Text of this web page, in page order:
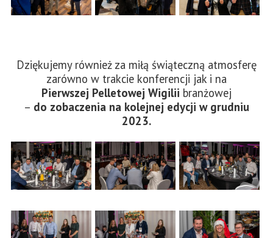
Dziękujemy również za miłą świąteczną atmosferę
zarówno w trakcie konferencji jak i na
Pierwszej Pelletowej Wigilii branżowej
– do zobaczenia na kolejnej edycji w grudniu
2023.